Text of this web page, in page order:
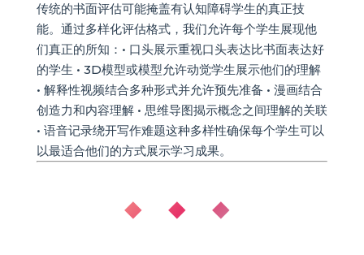
传统的书面评估可能掩盖有认知障碍学生的真正技
能。通过多样化评估格式，我们允许每个学生展现他
们真正的所知：• 口头展示重视口头表达比书面表达好
的学生 • 3D模型或模型允许动觉学生展示他们的理解
• 解释性视频结合多种形式并允许预先准备 • 漫画结合
创造力和内容理解 • 思维导图揭示概念之间理解的关联
• 语音记录绕开写作难题这种多样性确保每个学生可以
以最适合他们的方式展示学习成果。
◆ ◆ ◆